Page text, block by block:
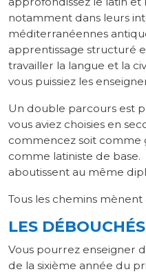
notamment dans leurs
méditerranéennes
apprentissage structuré
travailler la langue et la
vous puissiez les
Un double parcours est
vous aviez choisies en
commencez soit comme
comme latiniste de
aboutissent au même
Tous les chemins mènent
LES DÉBOUCHÉS
Vous pourrez enseigner
de la sixième année du